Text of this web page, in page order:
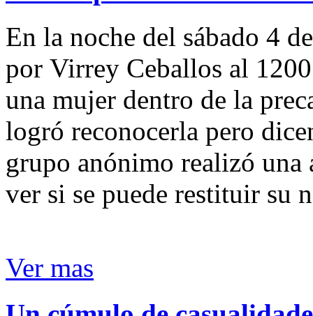
En la noche del sábado 4
por Virrey Ceballos al
una mujer dentro de la
logró reconocerla pero
grupo anónimo realizó
ver si se puede restituir su
Ver mas